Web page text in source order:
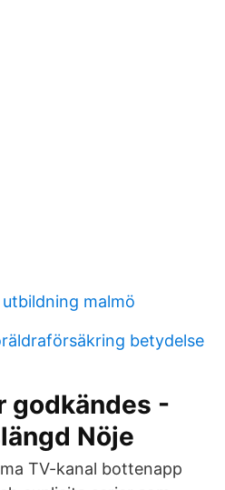
malmö
betydelse
godkändes -
Nöje
TV-kanal bottenapp